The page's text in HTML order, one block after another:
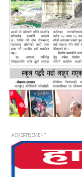
- ADVERTISEMENT -